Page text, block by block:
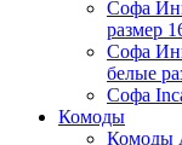
Софа
размер
Софа
белые
Софа
Комоды
Комоды